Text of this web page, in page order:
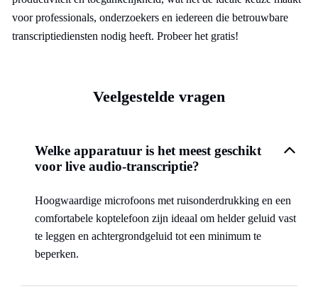
voor professionals, onderzoekers en iedereen die betrouwbare
transcriptiediensten nodig heeft. Probeer het gratis!
Veelgestelde vragen
Welke apparatuur is het meest geschikt
voor live audio-transcriptie?
Hoogwaardige microfoons met ruisonderdrukking en een
comfortabele koptelefoon zijn ideaal om helder geluid vast
te leggen en achtergrondgeluid tot een minimum te
beperken.